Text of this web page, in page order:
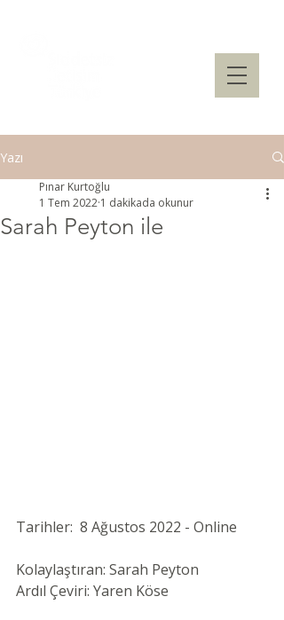
Yazı
Sarah Peyton ile
Pınar Kurtoğlu
1 Tem 2022 1 dakikada okunur
Tarihler:  8 Ağustos 2022 - Online
Kolaylaştıran: Sarah Peyton
Ardıl Çeviri: Yaren Köse